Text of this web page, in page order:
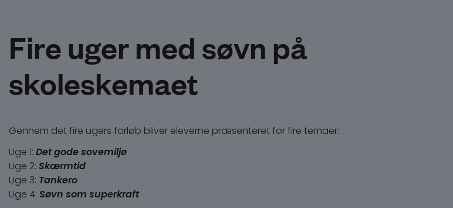
Fire uger med søvn på
skoleskemaet
Gennem det fire ugers forløb bliver eleverne præsenteret for fire temaer:
Uge 1: Det gode sovemiljø
Uge 2: Skærmtid
Uge 3: Tankero
Uge 4: Søvn som superkraft